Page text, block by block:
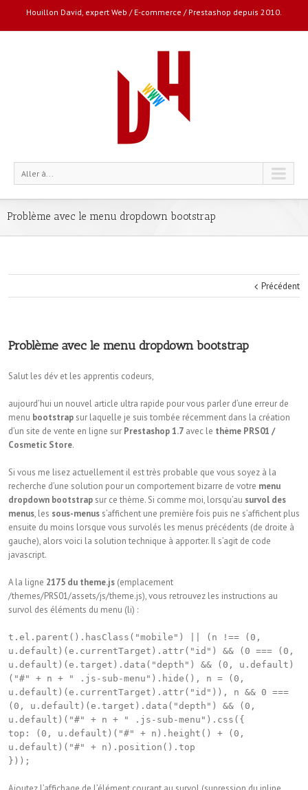
Houillon David, expert Web / E-commerce / Prestashop depuis 2010.
Aller à...
Problème avec le menu dropdown bootstrap
Précédent
Problème avec le menu dropdown bootstrap
Salut les dév et les apprentis codeurs,
aujourd’hui un nouvel article ultra rapide pour vous parler d’une erreur de
menu bootstrap sur laquelle je suis tombée récemment dans la création
d’un site de vente en ligne sur Prestashop 1.7 avec le thème PRS01 /
Cosmetic Store.
Si vous me lisez actuellement il est très probable que vous soyez à la
recherche d’une solution pour un comportement bizarre de votre menu
dropdown bootstrap sur ce thème. Si comme moi, lorsqu’au survol des
menus, les sous-menus s’affichent une première fois puis ne s’affichent plus
ensuite du moins lorsque vous survolés les menus précédents (de droite à
gauche), alors voici la solution technique à apporter. Il s’agit de code
javascript.
A la ligne 2175 du theme.js (emplacement
/themes/PRS01/assets/js/theme.js), vous retrouvez les instructions au
survol des éléments du menu (li) :
t.el.parent().hasClass("mobile") || (n !== (0,
u.default)(e.currentTarget).attr("id") && (0 === (0,
u.default)(e.target).data("depth") && (0, u.default)
("#" + n + " .js-sub-menu").hide(), n = (0,
u.default)(e.currentTarget).attr("id")), n && 0 ===
(0, u.default)(e.target).data("depth") && (0,
u.default)("#" + n + " .js-sub-menu").css({
top: (0, u.default)("#" + n).height() + (0,
u.default)("#" + n).position().top
}));